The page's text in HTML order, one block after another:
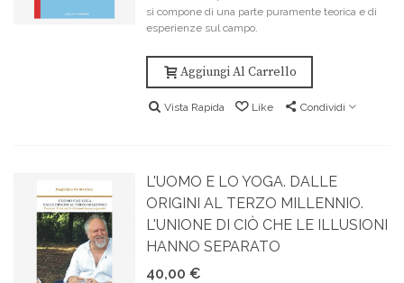
si compone di una parte puramente teorica e di
esperienze sul campo.
Aggiungi Al Carrello
Vista Rapida Like Condividi
L'UOMO E LO YOGA. DALLE
ORIGINI AL TERZO MILLENNIO.
L'UNIONE DI CIÒ CHE LE ILLUSIONI
HANNO SEPARATO
40,00 €